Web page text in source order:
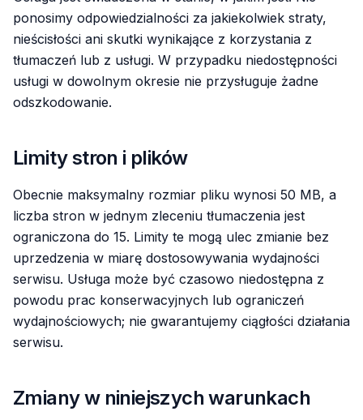
ponosimy odpowiedzialności za jakiekolwiek straty,
nieścisłości ani skutki wynikające z korzystania z
tłumaczeń lub z usługi. W przypadku niedostępności
usługi w dowolnym okresie nie przysługuje żadne
odszkodowanie.
Limity stron i plików
Obecnie maksymalny rozmiar pliku wynosi 50 MB, a
liczba stron w jednym zleceniu tłumaczenia jest
ograniczona do 15. Limity te mogą ulec zmianie bez
uprzedzenia w miarę dostosowywania wydajności
serwisu. Usługa może być czasowo niedostępna z
powodu prac konserwacyjnych lub ograniczeń
wydajnościowych; nie gwarantujemy ciągłości działania
serwisu.
Zmiany w niniejszych warunkach